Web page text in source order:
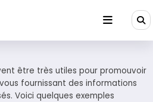
être très utiles pour promouvoir
fournissant des informations
Voici quelques exemples